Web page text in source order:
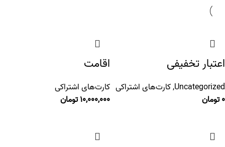
اعتبار تخفیفی
Uncategorized
,کارت‌های اشتراکی
0تومان
اقامت
کارت‌های اشتراکی
10,000,000تومان